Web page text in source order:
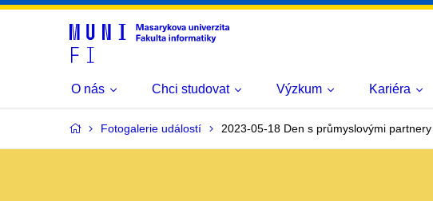
O nás Chci studovat Výzkum Kariéra
Fotogalerie událostí 2023-05-18 Den s průmyslovými partnery